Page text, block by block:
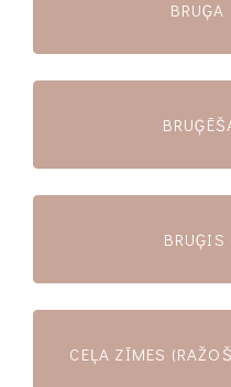
CEĻA ZĪMES